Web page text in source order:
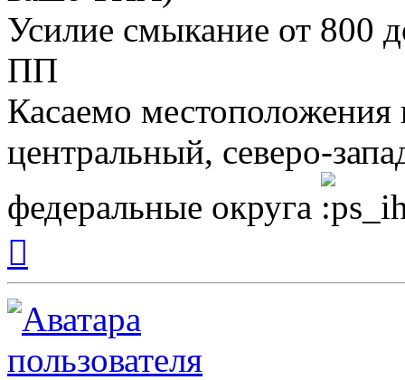
Усилие смыкание от 800
ПП
Касаемо местоположения
центральный, северо-
федеральные округа
началу